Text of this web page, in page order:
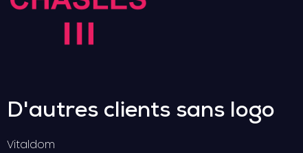
D'autres clients sans logo
Vitaldom